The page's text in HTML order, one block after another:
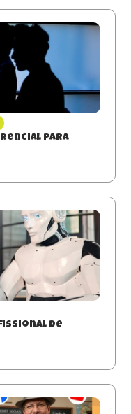
para
de